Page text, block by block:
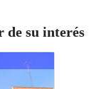
de su interés